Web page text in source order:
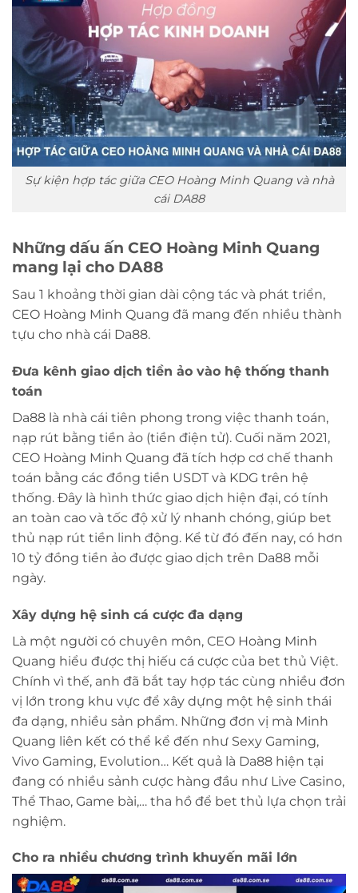
Sự kiện hợp tác giữa CEO Hoàng Minh Quang và nhà
cái DA88
Những dấu ấn CEO Hoàng Minh Quang
mang lại cho DA88
Sau 1 khoảng thời gian dài cộng tác và phát triển,
CEO Hoàng Minh Quang đã mang đến nhiều thành
tựu cho nhà cái Da88.
Đưa kênh giao dịch tiền ảo vào hệ thống thanh
toán
Da88 là nhà cái tiên phong trong việc thanh toán,
nạp rút bằng tiền ảo (tiền điện tử). Cuối năm 2021,
CEO Hoàng Minh Quang đã tích hợp cơ chế thanh
toán bằng các đồng tiền USDT và KDG trên hệ
thống. Đây là hình thức giao dịch hiện đại, có tính
an toàn cao và tốc độ xử lý nhanh chóng, giúp bet
thủ nạp rút tiền linh động. Kể từ đó đến nay, có hơn
10 tỷ đồng tiền ảo được giao dịch trên Da88 mỗi
ngày.
Xây dựng hệ sinh cá cược đa dạng
Là một người có chuyên môn, CEO Hoàng Minh
Quang hiểu được thị hiếu cá cược của bet thủ Việt.
Chính vì thế, anh đã bắt tay hợp tác cùng nhiều đơn
vị lớn trong khu vực để xây dựng một hệ sinh thái
đa dạng, nhiều sản phẩm. Những đơn vị mà Minh
Quang liên kết có thể kể đến như Sexy Gaming,
Vivo Gaming, Evolution… Kết quả là Da88 hiện tại
đang có nhiều sảnh cược hàng đầu như Live Casino,
Thể Thao, Game bài,… tha hồ để bet thủ lựa chọn trải
nghiệm.
Cho ra nhiều chương trình khuyến mãi lớn